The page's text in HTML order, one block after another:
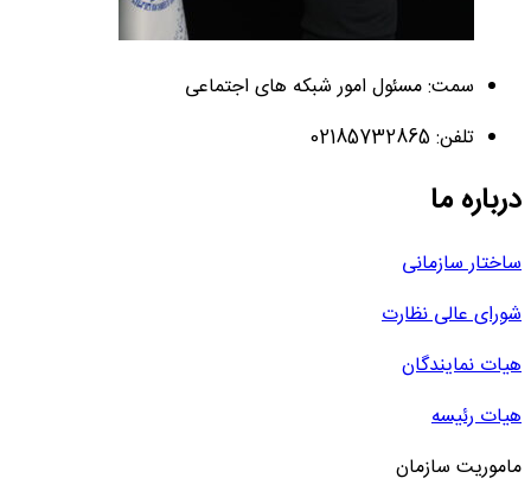
سمت: مسئول امور شبکه های اجتماعی
تلفن: 02185732865
درباره ما
ساختار سازمانی
شورای عالی نظارت
هیات نمایندگان
هیات رئیسه
ماموریت سازمان